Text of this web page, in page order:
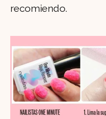
recomiendo.